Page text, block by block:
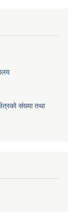
संख्या तथा